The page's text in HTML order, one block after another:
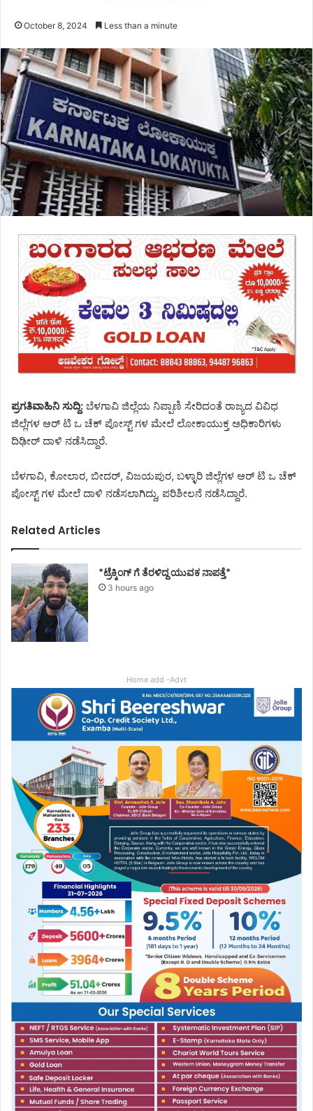
October 8, 2024 Less than a minute
ಪ್ರಗತಿವಾಹಿನಿ ಸುದ್ದಿ: ಬೆಳಗಾವಿ ಜಿಲ್ಲೆಯ ನಿಪ್ಪಾಣಿ ಸೇರಿದಂತೆ ರಾಜ್ಯದ ವಿವಿಧ
ಜಿಲ್ಲೆಗಳ ಆರ್ ಟಿ ಒ ಚೆಕ್ ಪೋಸ್ಟ್ ಗಳ ಮೇಲೆ ಲೋಕಾಯುಕ್ತ ಅಧಿಕಾರಿಗಳು
ದಿಢೀರ್ ದಾಳಿ ನಡೆಸಿದ್ದಾರೆ.
ಬೆಳಗಾವಿ, ಕೋಲಾರ, ಬೀದರ್, ವಿಜಯಪುರ, ಬಳ್ಳಾರಿ ಜಿಲ್ಲೆಗಳ ಆರ್ ಟಿ ಒ ಚೆಕ್
ಪೋಸ್ಟ್ ಗಳ ಮೇಲೆ ದಾಳಿ ನಡೆಸಲಾಗಿದ್ದು, ಪರಿಶೀಲನೆ ನಡೆಸಿದ್ದಾರೆ.
Related Articles
*ಟ್ರೆಕ್ಕಿಂಗ್ ಗೆ ತೆರಳಿದ್ದ ಯುವಕ ನಾಪತ್ತೆ*
3 hours ago
Home add -Advt